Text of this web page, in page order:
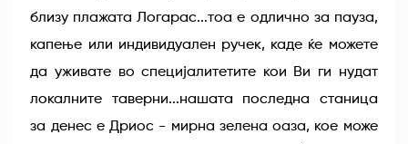
близу плажата Логарас...тоа е одлично за пауза,
капење или индивидуален ручек, каде ќе можете
да уживате во специјалитетите кои Ви ги нудат
локалните таверни...нашата последна станица
за денес е Дриос - мирна зелена оаза, кое може